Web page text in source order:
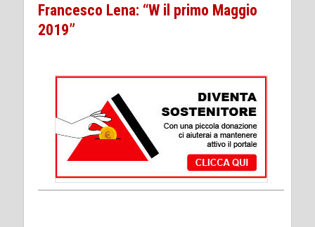
Francesco Lena: “W il primo Maggio
2019”